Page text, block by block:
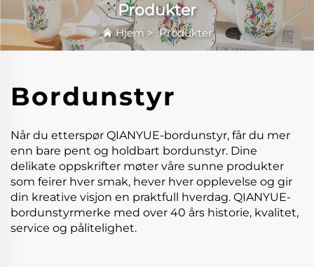
Produkter
Hjem >Produkter
Bordunstyr
Når du etterspør QIANYUE-bordunstyr, får du mer
enn bare pent og holdbart bordunstyr. Dine
delikate oppskrifter møter våre sunne produkter
som feirer hver smak, hever hver opplevelse og gir
din kreative visjon en praktfull hverdag. QIANYUE-
bordunstyrmerke med over 40 års historie, kvalitet,
service og pålitelighet.